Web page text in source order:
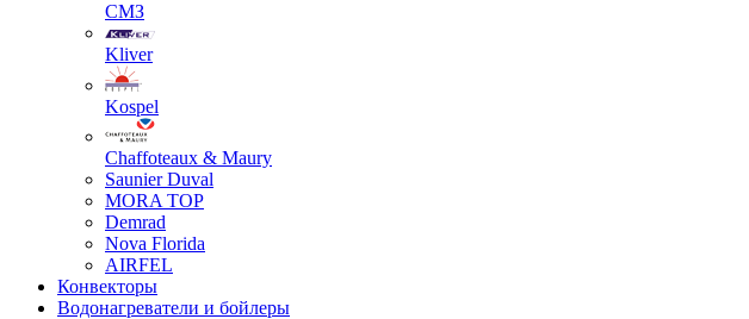
СМЗ
Kliver
Kospel
Chaffoteaux & Maury
Saunier Duval
MORA TOP
Demrad
Nova Florida
AIRFEL
Конвекторы
Водонагреватели и бойлеры